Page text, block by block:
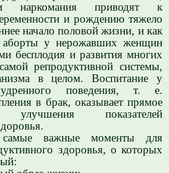
и наркомания приводят к
и рождению тяжело
начало половой жизни, и как
аборты у нерожавших женщин
бесплодия и развития многих
репродуктивной системы,
в целом. Воспитание у
поведения, т. е.
в брак, оказывает прямое
показателей
самые важные моменты для
здоровья, о которых